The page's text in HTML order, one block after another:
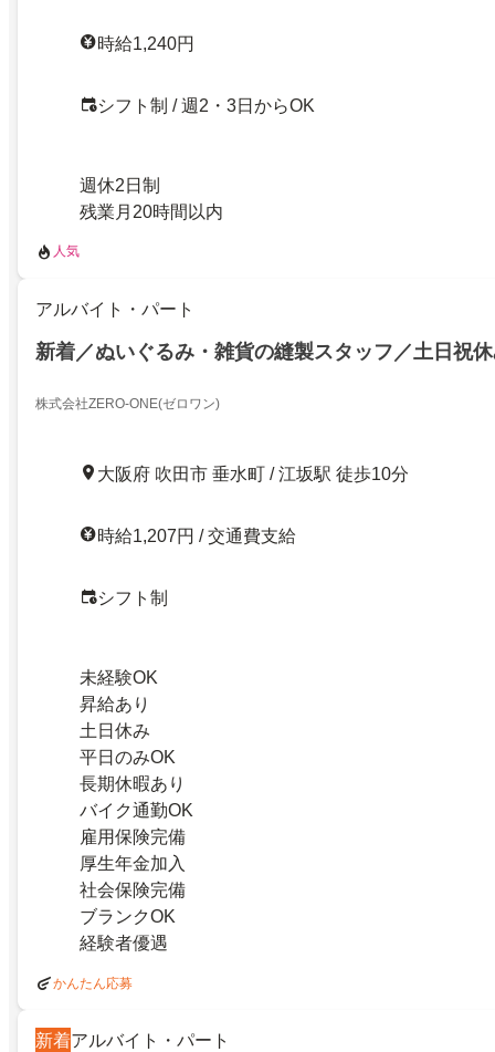
時給1,240円
シフト制 / 週2・3日からOK
週休2日制
残業月20時間以内
人気
アルバイト・パート
新着／ぬいぐるみ・雑貨の縫製スタッフ／土日祝
株式会社ZERO-ONE(ゼロワン)
大阪府 吹田市 垂水町 / 江坂駅 徒歩10分
時給1,207円 / 交通費支給
シフト制
未経験OK
昇給あり
土日休み
平日のみOK
長期休暇あり
バイク通勤OK
雇用保険完備
厚生年金加入
社会保険完備
ブランクOK
経験者優遇
かんたん応募
新着アルバイト・パート